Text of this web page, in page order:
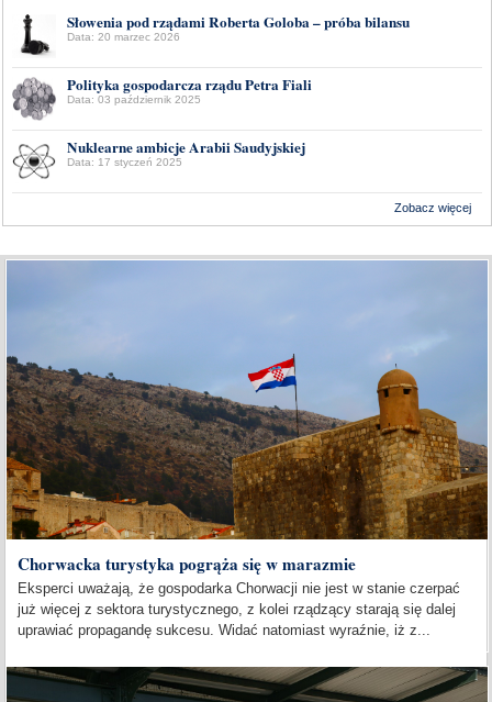
Słowenia pod rządami Roberta Goloba – próba bilansu
Data: 20 marzec 2026
Polityka gospodarcza rządu Petra Fiali
Data: 03 październik 2025
Nuklearne ambicje Arabii Saudyjskiej
Data: 17 styczeń 2025
Zobacz więcej
Chorwacka turystyka pogrąża się w marazmie
Eksperci uważają, że gospodarka Chorwacji nie jest w stanie czerpać
już więcej z sektora turystycznego, z kolei rządzący starają się dalej
uprawiać propagandę sukcesu. Widać natomiast wyraźnie, iż z...